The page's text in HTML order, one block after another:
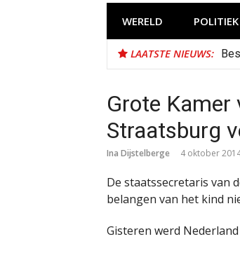
WERELD POLITIEK
LAATSTE NIEUWS:
Grote Kamer
Straatsburg
Ina Dijstelberge 4 oktober
De staatssecretaris van
belangen van het kind
Gisteren werd